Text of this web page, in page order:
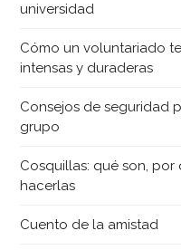
universidad
Cómo un voluntariado
intensas y duraderas
Consejos de seguridad
grupo
Cosquillas: qué son,
hacerlas
Cuento de la amistad